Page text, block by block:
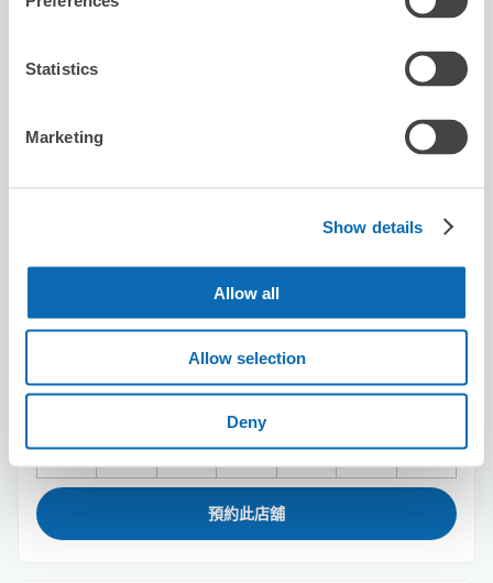
Statistics
Marketing
Show details
Allow all
Allow selection
Deny
从Shibuya站步行5分钟。
行李箱尺寸:50 手提包尺寸:50
利用可能時間
預約此店舖